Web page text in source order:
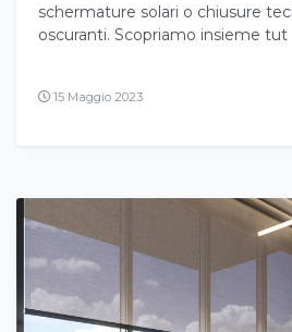
schermature solari o chiusure
oscuranti. Scopriamo insieme tut
15 Maggio 2023